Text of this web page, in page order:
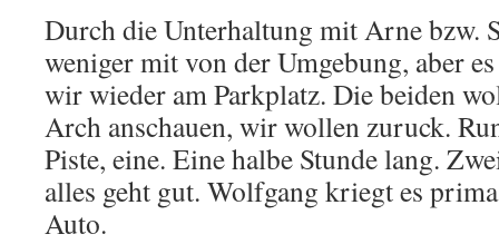
Durch die Unterhaltung mit Arne bzw.
weniger mit von der Umgebung, aber
wir wieder am Parkplatz. Die beiden
Arch anschauen, wir wollen zuruck.
Piste, eine. Eine halbe Stunde lang.
alles geht gut. Wolfgang kriegt es
Auto.